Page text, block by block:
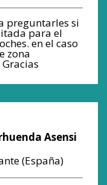
preguntarles si
para el
en el caso
zona
Asensi
(España)